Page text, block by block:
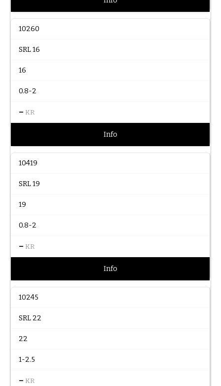
10260
SRL 16
16
0.8-2
– KR
Info
10419
SRL 19
19
0.8-2
– KR
Info
10245
SRL 22
22
1-2.5
– KR